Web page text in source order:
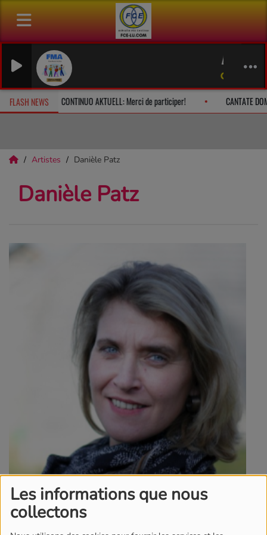
Les informations que nous
collectons
Gregor
FLASH NEWS
à 10h CONTINUO AKTUELL: Merci de participer! CANTATE
Artistes Danièle Patz
Danièle Patz